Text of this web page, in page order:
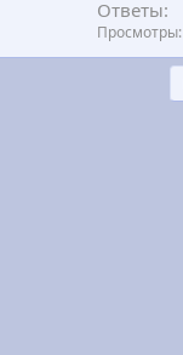
Ответы
Просмотры